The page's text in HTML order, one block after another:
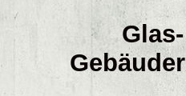
Kontakt